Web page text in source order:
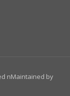
nMaintained by